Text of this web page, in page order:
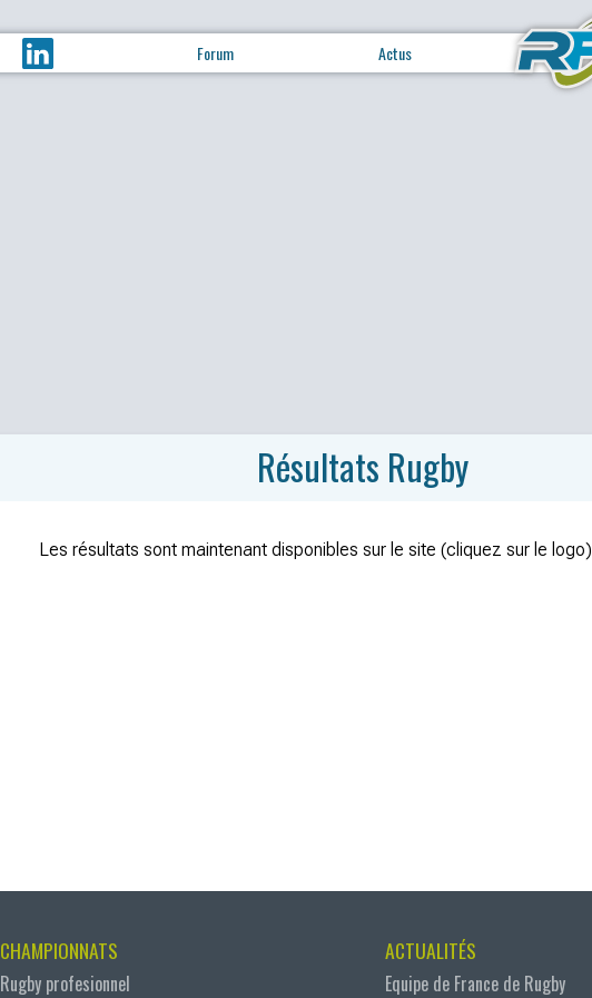
Forum Actus
Résultats Rugby
Les résultats sont maintenant disponibles sur le site (cliquez sur le logo)
CHAMPIONNATS
Rugby profesionnel
ACTUALITÉS
Equipe de France de Rugby